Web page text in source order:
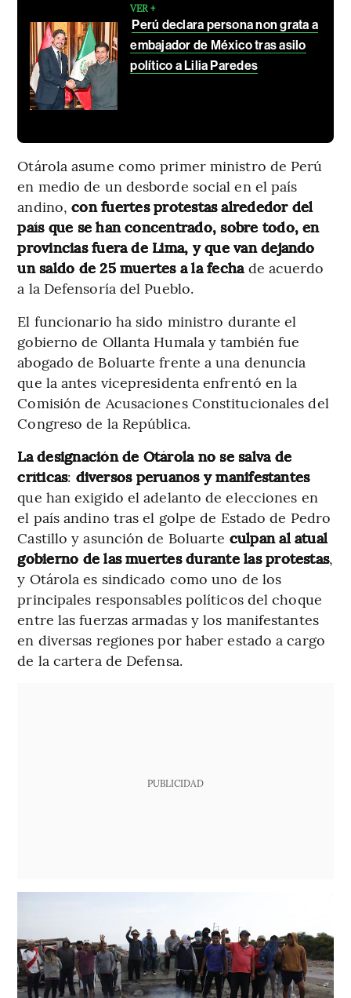
VER +
Perú declara persona non grata a
embajador de México tras asilo
político a Lilia Paredes
Otárola asume como primer ministro de Perú
en medio de un desborde social en el país
andino,con fuertes protestas alrededor del
país que se han concentrado, sobre todo, en
provincias fuera de Lima, y que van dejando
un saldo de 25 muertes a la fecha de acuerdo
a la Defensoría del Pueblo.
El funcionario ha sido ministro durante el
gobierno de Ollanta Humala y también fue
abogado de Boluarte frente a una denuncia
que la antes vicepresidenta enfrentó en la
Comisión de Acusaciones Constitucionales del
Congreso de la República.
La designación de Otárola no se salva de
críticas: diversos peruanos y manifestantes
que han exigido el adelanto de elecciones en
el país andino tras el golpe de Estado de Pedro
Castillo y asunción de Boluarte culpan al atual
gobierno de las muertes durante las protestas,
y Otárola es sindicado como uno de los
principales responsables políticos del choque
entre las fuerzas armadas y los manifestantes
en diversas regiones por haber estado a cargo
de la cartera de Defensa.
PUBLICIDAD